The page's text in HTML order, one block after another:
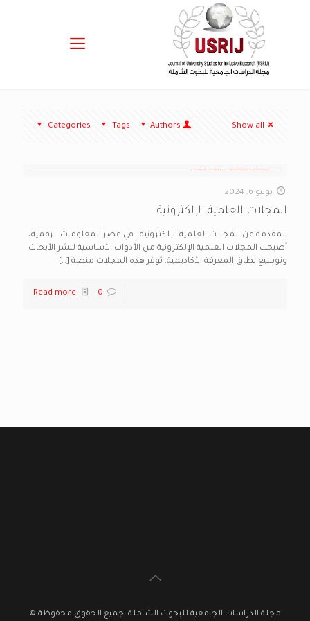
Categories Tags Authors Show all
يونيو 6, 2024
المجلات العلمية الإلكترونية
المقدمة عن المجلات العلمية الإلكترونية: في عصر المعلومات الرقمية،
أصبحت المجلات العلمية الإلكترونية من الأدوات الأساسية لنشر الأبحاث
وتوسيع نطاق المعرفة الأكاديمية. توفر هذه المجلات منصة […]
0
Read more
مجلة الدراسات الجامعية للبحوث الشاملة. جميع الحقوق محفوظة ©